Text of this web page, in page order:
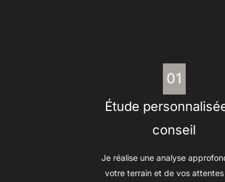
01
Étude
conseil
Je réalise une analyse
votre terrain et de vos